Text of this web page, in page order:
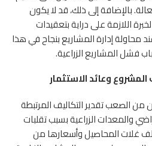
بالإضافة إلى ذلك، قد لا يكون
اللازمة على دراية بتعقيدات
محاولة إدارة المشاريع بنجاح في هذا
فشل المشاريع الزراعية.
وعائد الاستثمار
من الصعب تقدير التكاليف المرتبطة
والمعدات الزراعية بسبب تقلبات
غلات المحاصيل وأسعارها من